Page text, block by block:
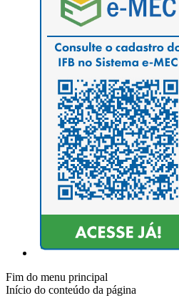
Fim do menu principal
Início do conteúdo da página